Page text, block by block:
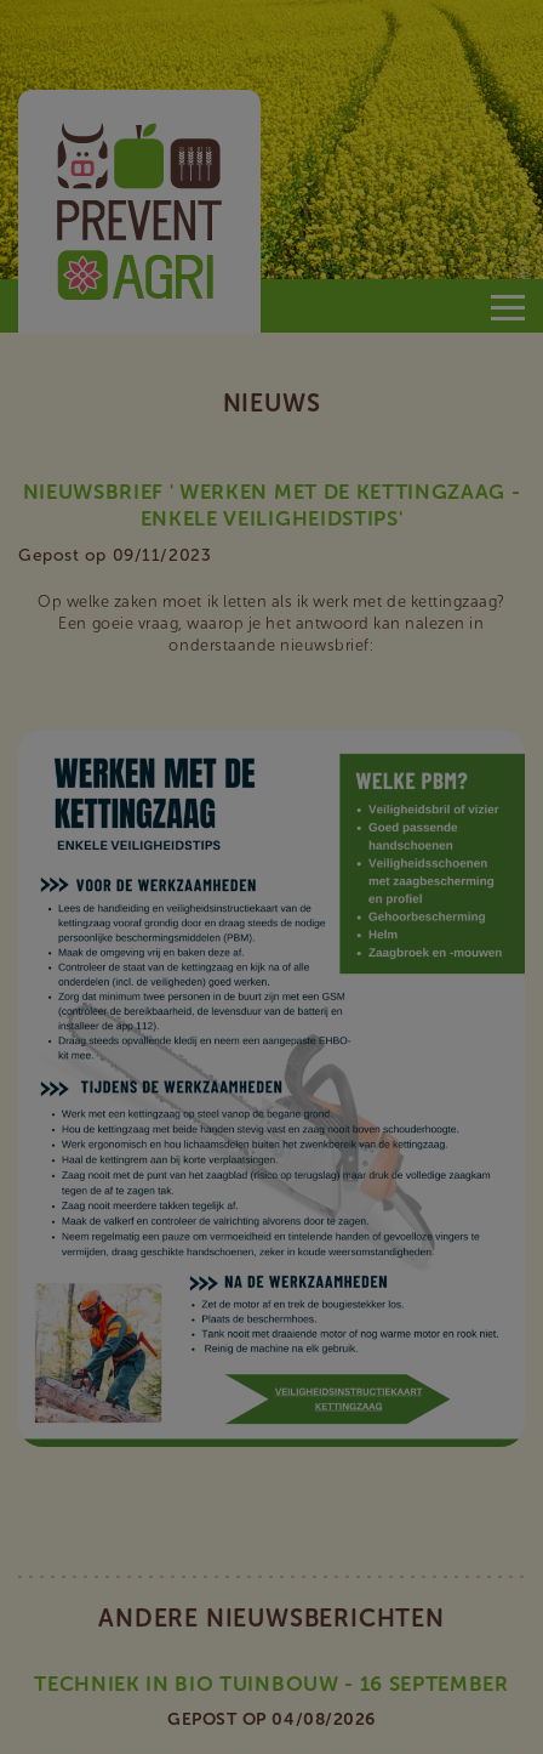
Prevent
NIEUWS
NIEUWSBRIEF ' WERKEN MET DE KETTINGZAAG -
ENKELE VEILIGHEIDSTIPS'
Gepost op 09/11/2023
Op welke zaken moet ik letten als ik werk met de kettingzaag?
Een goeie vraag, waarop je het antwoord kan nalezen in
onderstaande nieuwsbrief:
ANDERE NIEUWSBERICHTEN
TECHNIEK IN BIO TUINBOUW - 16 SEPTEMBER
GEPOST OP 04/08/2026